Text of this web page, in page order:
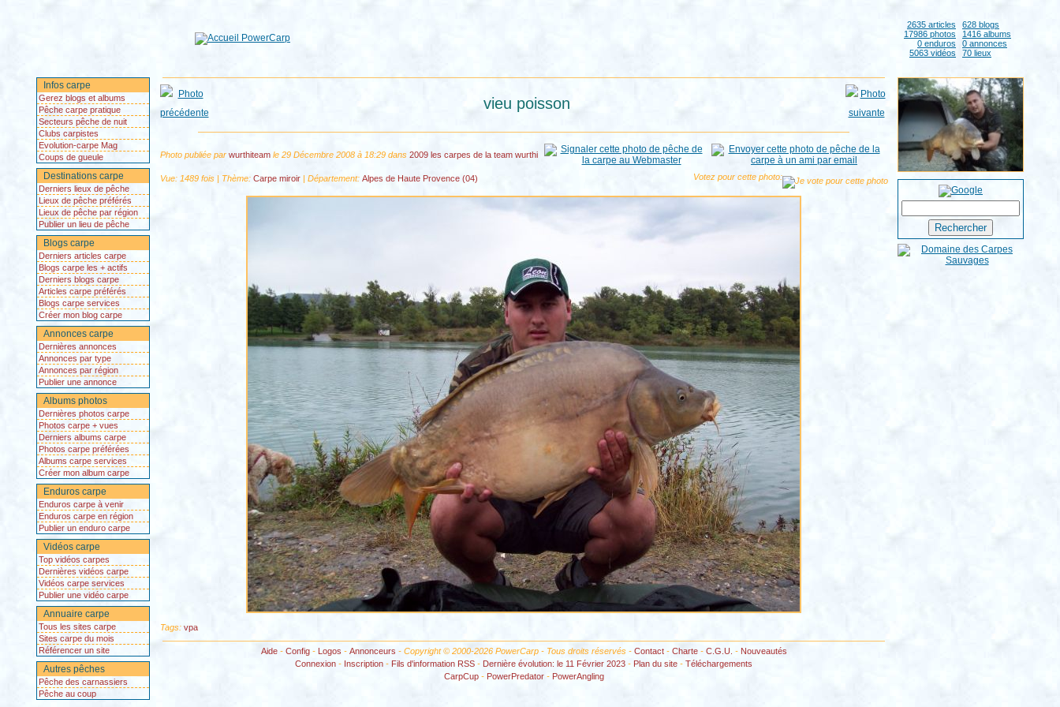
2635 articles
628 blogs
17986 photos
1416 albums
0 enduros
0 annonces
5063 vidéos
70 lieux
Infos carpe
Gerez blogs et albums
Pêche carpe pratique
Secteurs pêche de nuit
Clubs carpistes
Evolution-carpe Mag
Coups de gueule
Destinations carpe
Derniers lieux de pêche
Lieux de pêche préférés
Lieux de pêche par région
Publier un lieu de pêche
Blogs carpe
Derniers articles carpe
Blogs carpe les + actifs
Derniers blogs carpe
Articles carpe préférés
Blogs carpe services
Créer mon blog carpe
Annonces carpe
Dernières annonces
Annonces par type
Annonces par région
Publier une annonce
Albums photos
Dernières photos carpe
Photos carpe + vues
Derniers albums carpe
Photos carpe préférées
Albums carpe services
Créer mon album carpe
Enduros carpe
Enduros carpe à venir
Enduros carpe en région
Publier un enduro carpe
Vidéos carpe
Top vidéos carpes
Dernières vidéos carpe
Vidéos carpe services
Publier une vidéo carpe
Annuaire carpe
Tous les sites carpe
Sites carpe du mois
Référencer un site
Autres pêches
Pêche des carnassiers
Pêche au coup
vieu poisson
Photo publiée par wurthiteamle 29 Décembre 2008 à 18:29 dans 2009 les carpes de la team wurthi
Vue: 1489 fois | Thème: Carpe miroir| Département: Alpes de Haute Provence (04) Votez pour cette photo:
Tags: vpa
Aide- Config- Logos - Annonceurs - Copyright © 2000-2026 PowerCarp - Tous droits réservés - Contact- Charte- C.G.U. - Nouveautés
Connexion - Inscription - Fils d'information RSS - Dernière évolution: le 11 Février 2023 - Plan du site - Téléchargements
CarpCup- PowerPredator- PowerAngling